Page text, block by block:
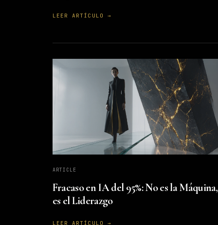
LEER ARTÍCULO →
ARTICLE
Fracaso en IA del 95%: No es la Máquina,
es el Liderazgo
LEER ARTÍCULO →